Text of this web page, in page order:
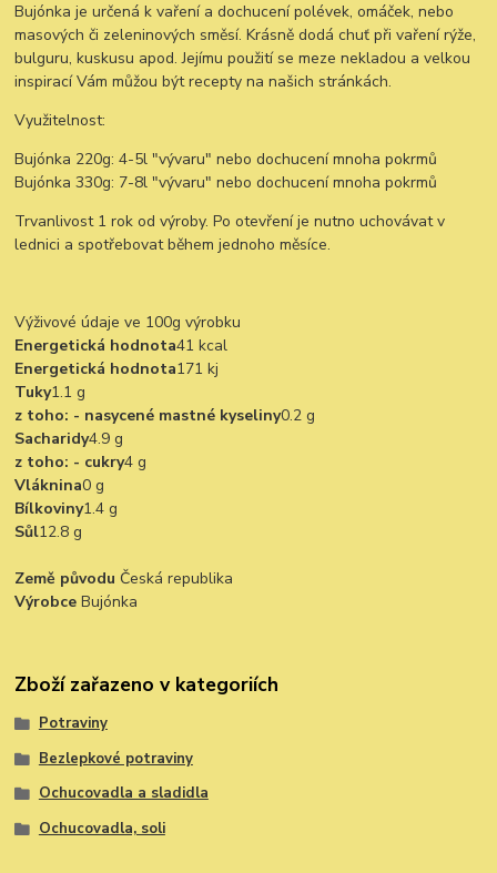
Bujónka je určená k vaření a dochucení polévek, omáček, nebo
masových či zeleninových směsí. Krásně dodá chuť při vaření rýže,
bulguru, kuskusu apod. Jejímu použití se meze nekladou a velkou
inspirací Vám můžou být recepty na našich stránkách.
Využitelnost:
Bujónka 220g: 4-5l "vývaru" nebo dochucení mnoha pokrmů
Bujónka 330g: 7-8l "vývaru" nebo dochucení mnoha pokrmů
Trvanlivost 1 rok od výroby. Po otevření je nutno uchovávat v
lednici a spotřebovat během jednoho měsíce.
Výživové údaje ve 100g výrobku
Energetická hodnota41 kcal
Energetická hodnota171 kj
Tuky1.1 g
z toho: - nasycené mastné kyseliny0.2 g
Sacharidy4.9 g
z toho: - cukry4 g
Vláknina0 g
Bílkoviny1.4 g
Sůl12.8 g
Země původu Česká republika
Výrobce Bujónka
Zboží zařazeno v kategoriích
Potraviny
Bezlepkové potraviny
Ochucovadla a sladidla
Ochucovadla, soli